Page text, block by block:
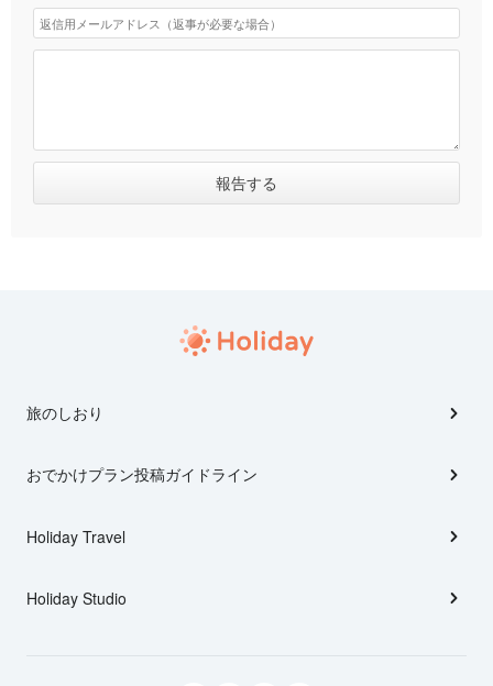
旅のしおり
おでかけプラン投稿ガイドライン
Holiday Travel
Holiday Studio